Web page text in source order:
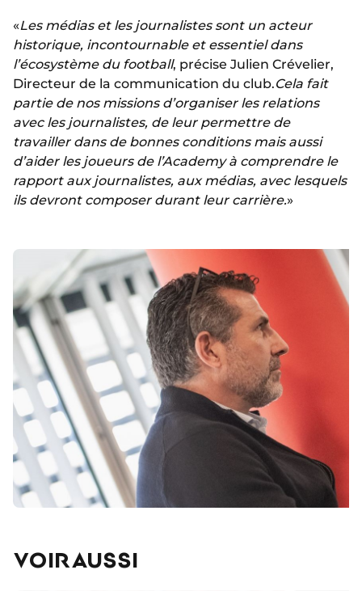
«Les médias et les journalistes sont un acteur
historique, incontournable et essentiel dans
l’écosystème du football, précise Julien Crévelier,
Directeur de la communication du club.Cela fait
partie de nos missions d’organiser les relations
avec les journalistes, de leur permettre de
travailler dans de bonnes conditions mais aussi
d’aider les joueurs de l’Academy à comprendre le
rapport aux journalistes, aux médias, avec lesquels
ils devront composer durant leur carrière.»
VOIR AUSSI